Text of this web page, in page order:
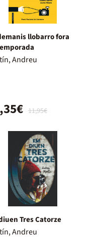
llobarro fora
Andreu
11,95€
Tres Catorze
Andreu